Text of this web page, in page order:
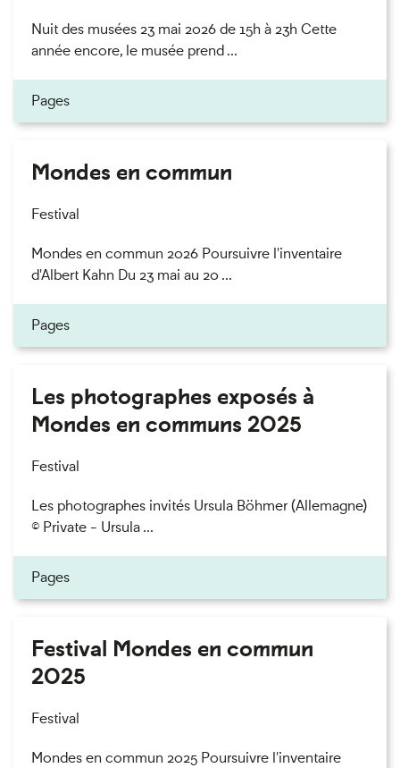
Nuit des musées 23 mai 2026 de 15h à 23h Cette
année encore, le musée prend ...
Pages
Mondes en commun
Festival
Mondes en commun 2026 Poursuivre l'inventaire
d'Albert Kahn Du 23 mai au 20 ...
Pages
Les photographes exposés à
Mondes en communs 2025
Festival
Les photographes invités Ursula Böhmer (Allemagne)
© Private - Ursula ...
Pages
Festival Mondes en commun
2025
Festival
Mondes en commun 2025 Poursuivre l'inventaire